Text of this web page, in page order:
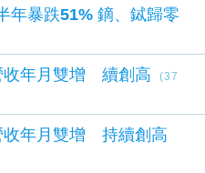
中國稀土對日出口上半年暴跌51% 鏑、鋱歸零
收年月雙增 續創高
(37
收年月雙增 持續創高